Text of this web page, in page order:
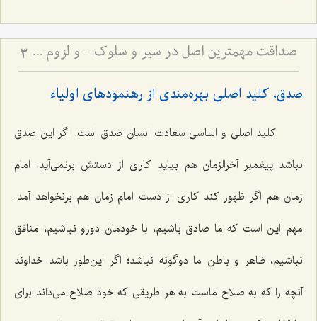
صداقت مهمترین اصل در سیر و سلوک - و لزوم استقامت در مسیر حق 3
صدق، کلید اصلی بهره‌مندی از رهنمودهای اولیاء
کلید اصلی و اساسی سعادت انسان صدق است. اگر این صدق
نباشد پیغمبر آخرالزمان هم بیاید کاری از دستش برنمی‌آید. امام
زمان هم اگر ظهور کند کاری از دست امام زمان هم برنخواهد آمد.
مهم این است که ما صادق باشیم، با خودمان دو‌رو نباشیم، منافق
نباشیم، ظاهر و باطن ما دوگونه نباشد؛ اگر این‌طور باشد خداوند
آنچه را که به صلاح ماست به هر طریقی که خود صلاح می‌داند برای